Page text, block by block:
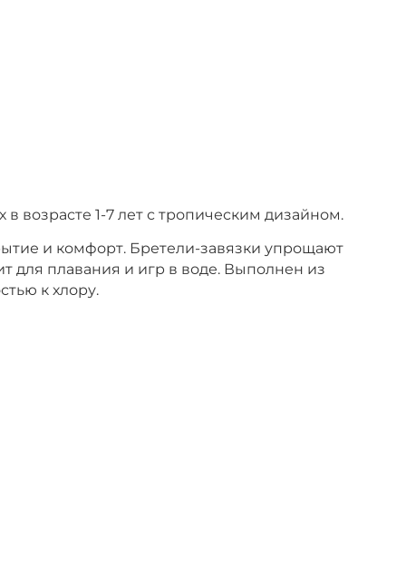
возрасте 1-7 лет с тропическим дизайном.
и комфорт. Бретели-завязки упрощают
для плавания и игр в воде. Выполнен из
к хлору.